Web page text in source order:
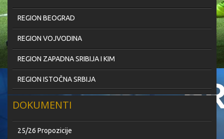
REGION BEOGRAD
REGION VOJVODINA
REGION ZAPADNA SRIBIJA I KIM
REGION ISTOČNA SRBIJA
DOKUMENTI
25/26 Propozicije